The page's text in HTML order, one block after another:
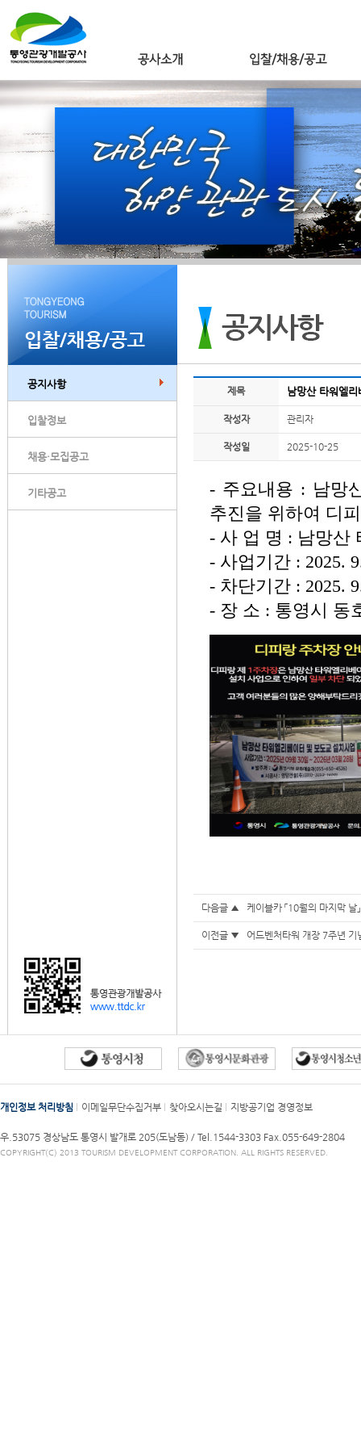
공지사항
입찰정보
채용·모집공고
기타공고
제목 남망산 타워엘
작성자 관리자
작성일 2025-10-25
- 주요내용 : 남망
추진을 위하여 디
- 사 업 명 : 남망산
- 사업기간 : 2025.
- 차단기간 : 2025.
- 장 소 : 통영시 동
다음글 ▲ 케이블카 「10월의 마지막 날
이전글 ▼ 어드벤처타워 개장 7주년 기
개인정보 처리방침 이메일무단수집거부 찾아오시는길 지방공기업 경영정보
우.53075 경상남도 통영시 발개로 205(도남동) / Tel.1544-3303 Fax.055-649-2804
COPYRIGHT(C) 2013 TOURISM DEVELOPMENT CORPORATION. ALL RIGHTS RESERVED.